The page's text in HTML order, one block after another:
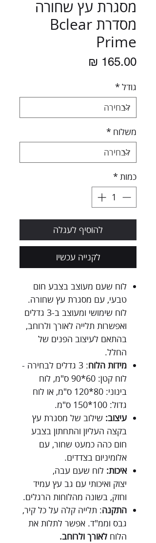
מסגרת עץ שחורה
מסדרת Bclear
Prime
גודל *
משלוח *
כמות *
להוסיף לעגלה
לקנייה עכשיו
לוח שעם מעוצב בצבע חום
טבעי, עם מסגרת עץ שחורה.
לוח שימושי ומעוצב ב-3 גדלים
ואפשרות תלייה לאורך ולרוחב,
בהתאם לעיצוב הפנים של
החלל.
מידות הלוח
: 3 גדלים לבחירה -
לוח קטן: 60*90 ס"מ, לוח
בינוני: 80*120 ס"מ, או לוח
גדול: 100*150 ס"מ.
עיצוב: שילוב של מסגרת עץ
בקצה העליון והתחתון בצבע
חום כהה כמעט שחור, עם
אלומיניום בצדדים.
איכות: לוח שעם עבה,
יצוק ואיכותי עם גב עץ עמיד
וחזק, בשונה מהלוחות הרגלים.
התקנה: תלייה קלה על כל קיר,
גבס וממ"ד. אפשר לתלות את
הלוח לאורך ולרוחב.